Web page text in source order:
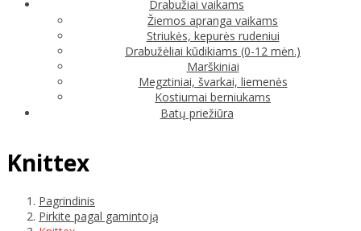
Drabužiai vaikams
Žiemos apranga vaikams
Striukės, kepurės rudeniui
Drabužėliai kūdikiams (0-12 mėn.)
Marškiniai
Megztiniai, švarkai, liemenės
Kostiumai berniukams
Batų priežiūra
Knittex
Pagrindinis
Pirkite pagal gamintoją